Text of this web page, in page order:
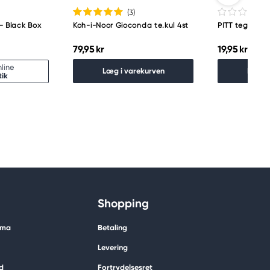
Black Box
(3)
Koh-i-Noor Gioconda te.kul 4st
79,95 kr
Læg i varekurven
PITT
19,95 kr
Læg i
Shopping
Betaling
Levering
Fortrydelsesret